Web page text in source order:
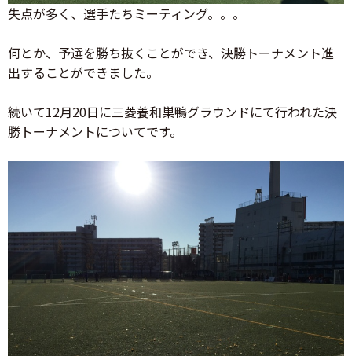
失点が多く、選手たちミーティング。。。
何とか、予選を勝ち抜くことができ、決勝トーナメント進
出することができました。
続いて12月20日に三菱養和巣鴨グラウンドにて行われた決
勝トーナメントについてです。